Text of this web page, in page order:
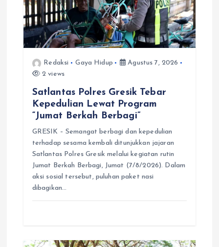
Redaksi Gaya Hidup
Agustus 7, 2026
2 views
Satlantas Polres Gresik Tebar
Kepedulian Lewat Program
“Jumat Berkah Berbagi”
GRESIK – Semangat berbagi dan kepedulian
terhadap sesama kembali ditunjukkan jajaran
Satlantas Polres Gresik melalui kegiatan rutin
Jumat Berkah Berbagi, Jumat (7/8/2026). Dalam
aksi sosial tersebut, puluhan paket nasi
dibagikan…